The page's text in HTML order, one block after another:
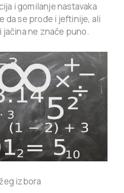
i gomilanje nastavaka
da se prođe i jeftinije, ali
jačina ne znače puno.
izbora